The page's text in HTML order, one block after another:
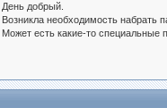
День добрый.
Возникла необходимость набрать
Может есть какие-то специальные